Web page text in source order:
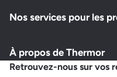
Demander un devis
DELEPLANQUE ISD
21 RUE DE VALENCIENNE
Nos services pour les
À propos de Thermor
Retrouvez-nous sur vos